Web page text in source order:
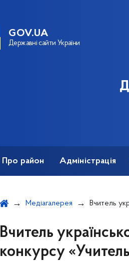
GOV.UA
Державні сайти України
Про район Адміністрація
Медіагалерея Вчитель української
Вчитель
конкурсу